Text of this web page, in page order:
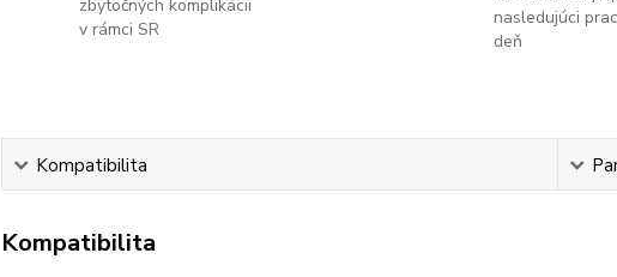
zbytočných komplikácii
v rámci SR
nasledujúci
deň
Kompatibilita
Kompatibilita